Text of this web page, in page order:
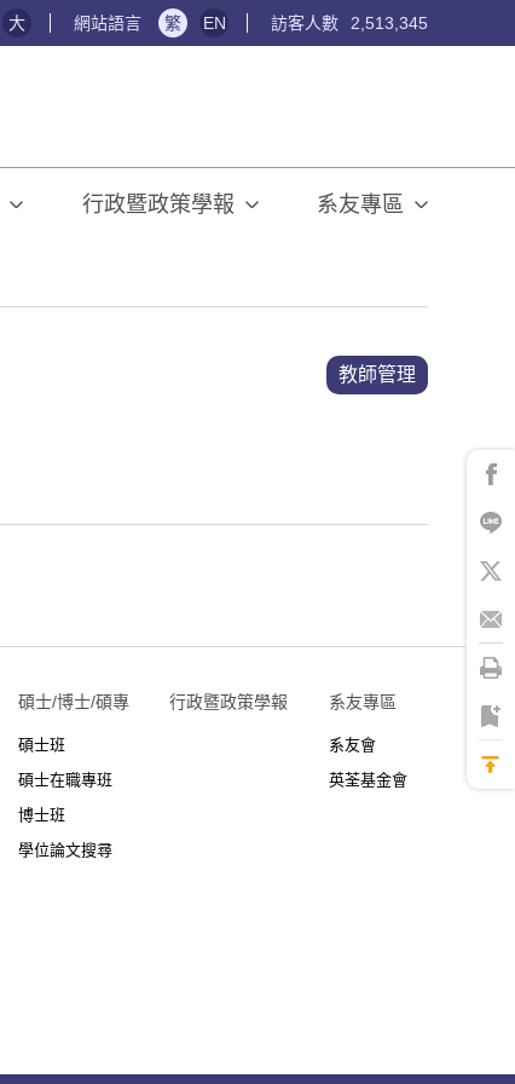
大 網站語言 繁 EN 訪客人數 2,513,345
行政暨政策學報 系友專區
教師管理
碩士/博士/碩專
碩士班
碩士在職專班
博士班
學位論文搜尋
行政暨政策學報 系友專區
系友會
英荃基金會